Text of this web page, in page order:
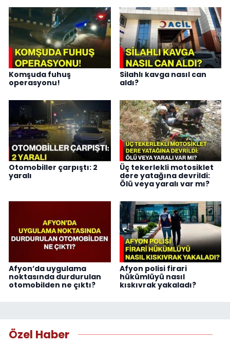
Komşuda fuhuş
operasyonu!
Silahlı kavga nasıl can
aldı?
Otomobiller çarpıştı: 2
yaralı
Üç tekerlekli motosiklet
dere yatağına devrildi:
Ölü veya yaralı var mı?
Afyon’da uygulama
noktasında durdurulan
otomobilden ne çıktı?
Afyon polisi firari
hükümlüyü nasıl
kıskıvrak yakaladı?
Özel Haber